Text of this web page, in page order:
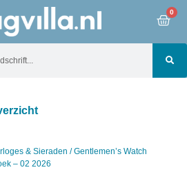
0
& Sieraden / Gentlemen’s Watch
– 02 2026